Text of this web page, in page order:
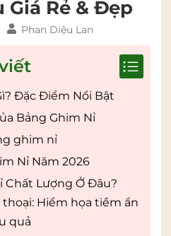
Giá Rẻ & Đẹp
Phan Diệu Lan
Đặc Điểm Nổi Bật
Bảng Ghim Nỉ
ghim nỉ
Nỉ Năm 2026
Chất Lượng Ở Đâu?
Hiểm họa tiềm ẩn
quả